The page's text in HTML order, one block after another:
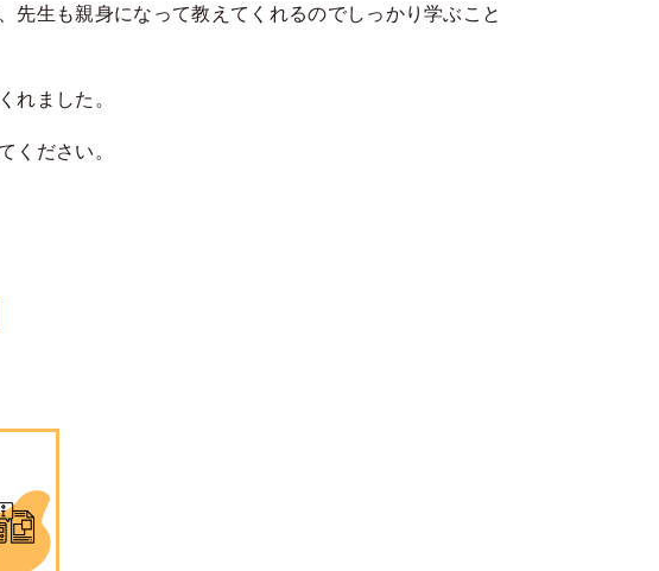
生も親身になって教えてくれるのでしっかり学ぶこと
れました。
ください。